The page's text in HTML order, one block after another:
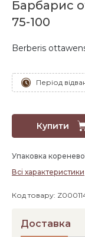
Барбарис
75-100
Berberis
Період
Купити
Упаковка
Всі характеристики
Код товару:
Доставка